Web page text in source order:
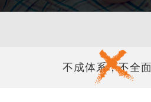
不成体系，不全面
